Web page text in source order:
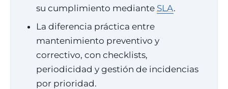
su cumplimiento mediante SLA.
La diferencia práctica entre
mantenimiento preventivo y
correctivo, con checklists,
periodicidad y gestión de incidencias
por prioridad.